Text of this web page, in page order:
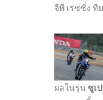
จีพี เรซซิ่ง ที
ผลในรุ่น ซูเ